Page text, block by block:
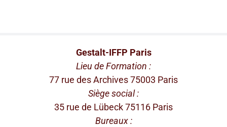
Gestalt-IFFP Paris
Lieu de Formation :
77 rue des Archives 75003 Paris
Siège social :
35 rue de Lübeck 75116 Paris
Bureaux :